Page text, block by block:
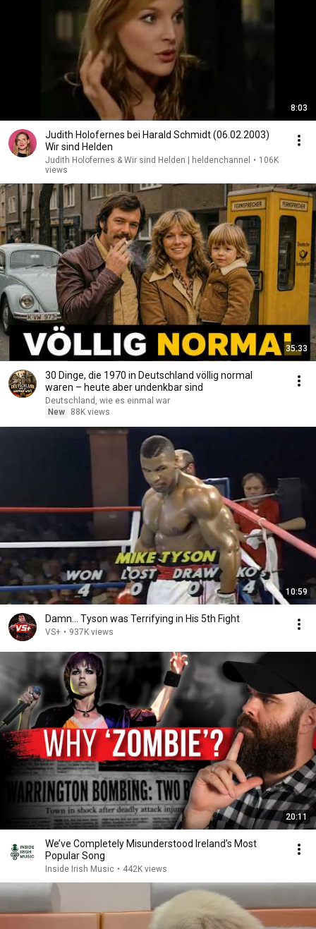
8:03
Judith Holofernes bei Harald Schmidt (06.02.2003)
Wir sind Helden
Judith Holofernes & Wir sind Helden | heldenchannel • 106K
views
35:33
30 Dinge, die 1970 in Deutschland völlig normal
waren – heute aber undenkbar sind
Deutschland, wie es einmal war
New
88K views
10:59
Damn... Tyson was Terrifying in His 5th Fight
VS+ • 937K views
20:11
We’ve Completely Misunderstood Ireland’s Most
Popular Song
Inside Irish Music • 442K views